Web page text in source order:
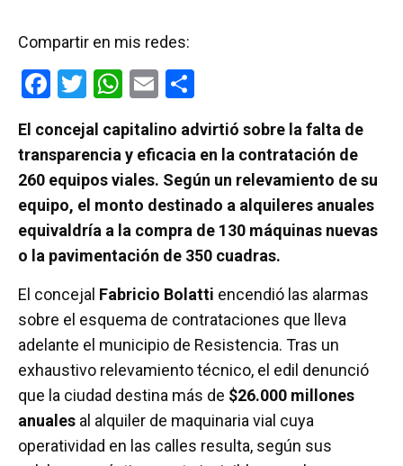
Compartir en mis redes:
F
ce
b
o
o
k
T
tt
er
W
at
s
A
p
p
E
ail m
p
ar
tir
El concejal capitalino advirtió sobre la falta de
transparencia y eficacia en la contratación de
260 equipos viales. Según un relevamiento de su
equipo, el monto destinado a alquileres anuales
equivaldría a la compra de 130 máquinas nuevas
o la pavimentación de 350 cuadras.
El concejal Fabricio Bolatti encendió las alarmas
sobre el esquema de contrataciones que lleva
adelante el municipio de Resistencia. Tras un
exhaustivo relevamiento técnico, el edil denunció
que la ciudad destina más de $26.000 millones
anuales al alquiler de maquinaria vial cuya
operatividad en las calles resulta, según sus